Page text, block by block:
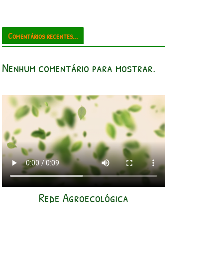
Comentários recentes...
Nenhum comentário para mostrar.
Rede Agroecológica